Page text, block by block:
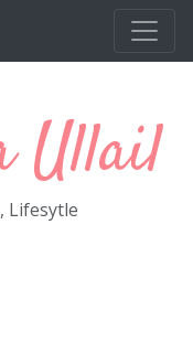
Ullail
Lifesytle